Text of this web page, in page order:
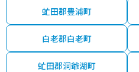
虻田郡豊浦町
白老郡白老町
虻田郡洞爺湖町